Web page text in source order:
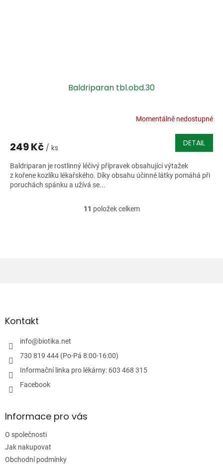
Baldriparan tbl.obd.30
Momentálně nedostupné
249 Kč / ks DETAIL
Baldriparan je rostlinný léčivý přípravek obsahující výtažek
z kořene kozlíku lékařského. Díky obsahu účinné látky pomáhá při
poruchách spánku a užívá se...
O
p
i
s
11 položek celkem
aKontakt
info@biotika.net
730 819 444 (Po-Pá 8:00-16:00)
Informační linka pro lékárny: 603 468 315
Facebook
Informace pro vás
O společnosti
Jak nakupovat
Obchodní podmínky